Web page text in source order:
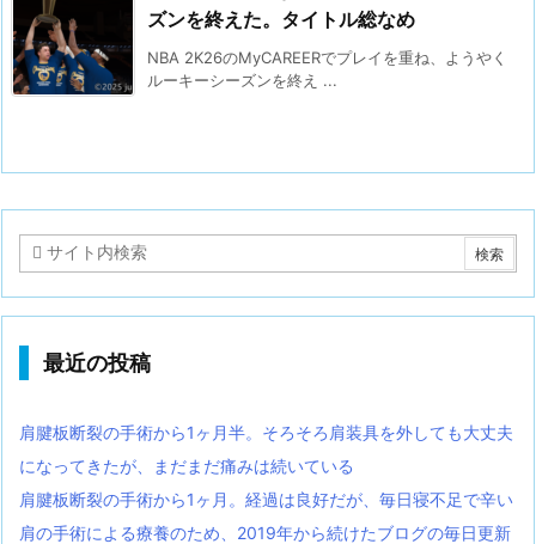
ズンを終えた。タイトル総なめ
NBA 2K26のMyCAREERでプレイを重ね、ようやく
ルーキーシーズンを終え ...
最近の投稿
肩腱板断裂の手術から1ヶ月半。そろそろ肩装具を外しても大丈夫
になってきたが、まだまだ痛みは続いている
肩腱板断裂の手術から1ヶ月。経過は良好だが、毎日寝不足で辛い
肩の手術による療養のため、2019年から続けたブログの毎日更新